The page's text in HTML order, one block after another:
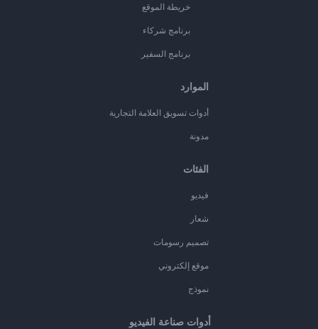
خريطة الموقع
برنامج شركاء
برنامج السفير
الموارد
أدوات تسويق العلامة التجارية
مدونة
الفئات
فيديو
شعار
تصميم رسومات
موقع إلكتروني
نموذج
أدوات صناعة الفيديو